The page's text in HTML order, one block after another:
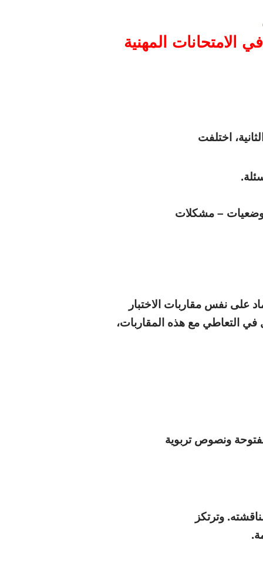
الامتحانات المهنية
اختلفت
وضعيات – مشكلات
على نفس مقاربات الاختبار
التعاطي مع هذه المقاربات،
ونصوص تربوية
وترتكز